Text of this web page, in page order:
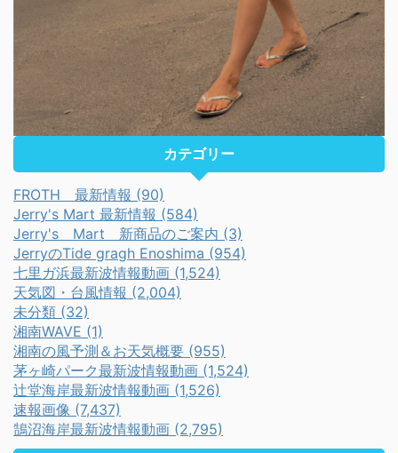
カテゴリー
FROTH 最新情報 (90)
Jerry's Mart 最新情報 (584)
Jerry's Mart 新商品のご案内 (3)
JerryのTide gragh Enoshima (954)
七里ガ浜最新波情報動画 (1,524)
天気図・台風情報 (2,004)
未分類 (32)
湘南WAVE (1)
湘南の風予測＆お天気概要 (955)
茅ヶ崎パーク最新波情報動画 (1,524)
辻堂海岸最新波情報動画 (1,526)
速報画像 (7,437)
鵠沼海岸最新波情報動画 (2,795)